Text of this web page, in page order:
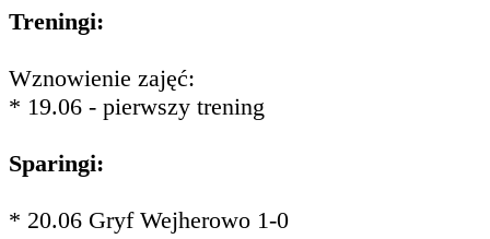
Treningi:
Wznowienie zajęć:
* 19.06 - pierwszy trening
Sparingi:
* 20.06 Gryf Wejherowo 1-0